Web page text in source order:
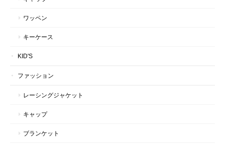
ワッペン
キーケース
KID'S
ファッション
レーシングジャケット
キャップ
ブランケット